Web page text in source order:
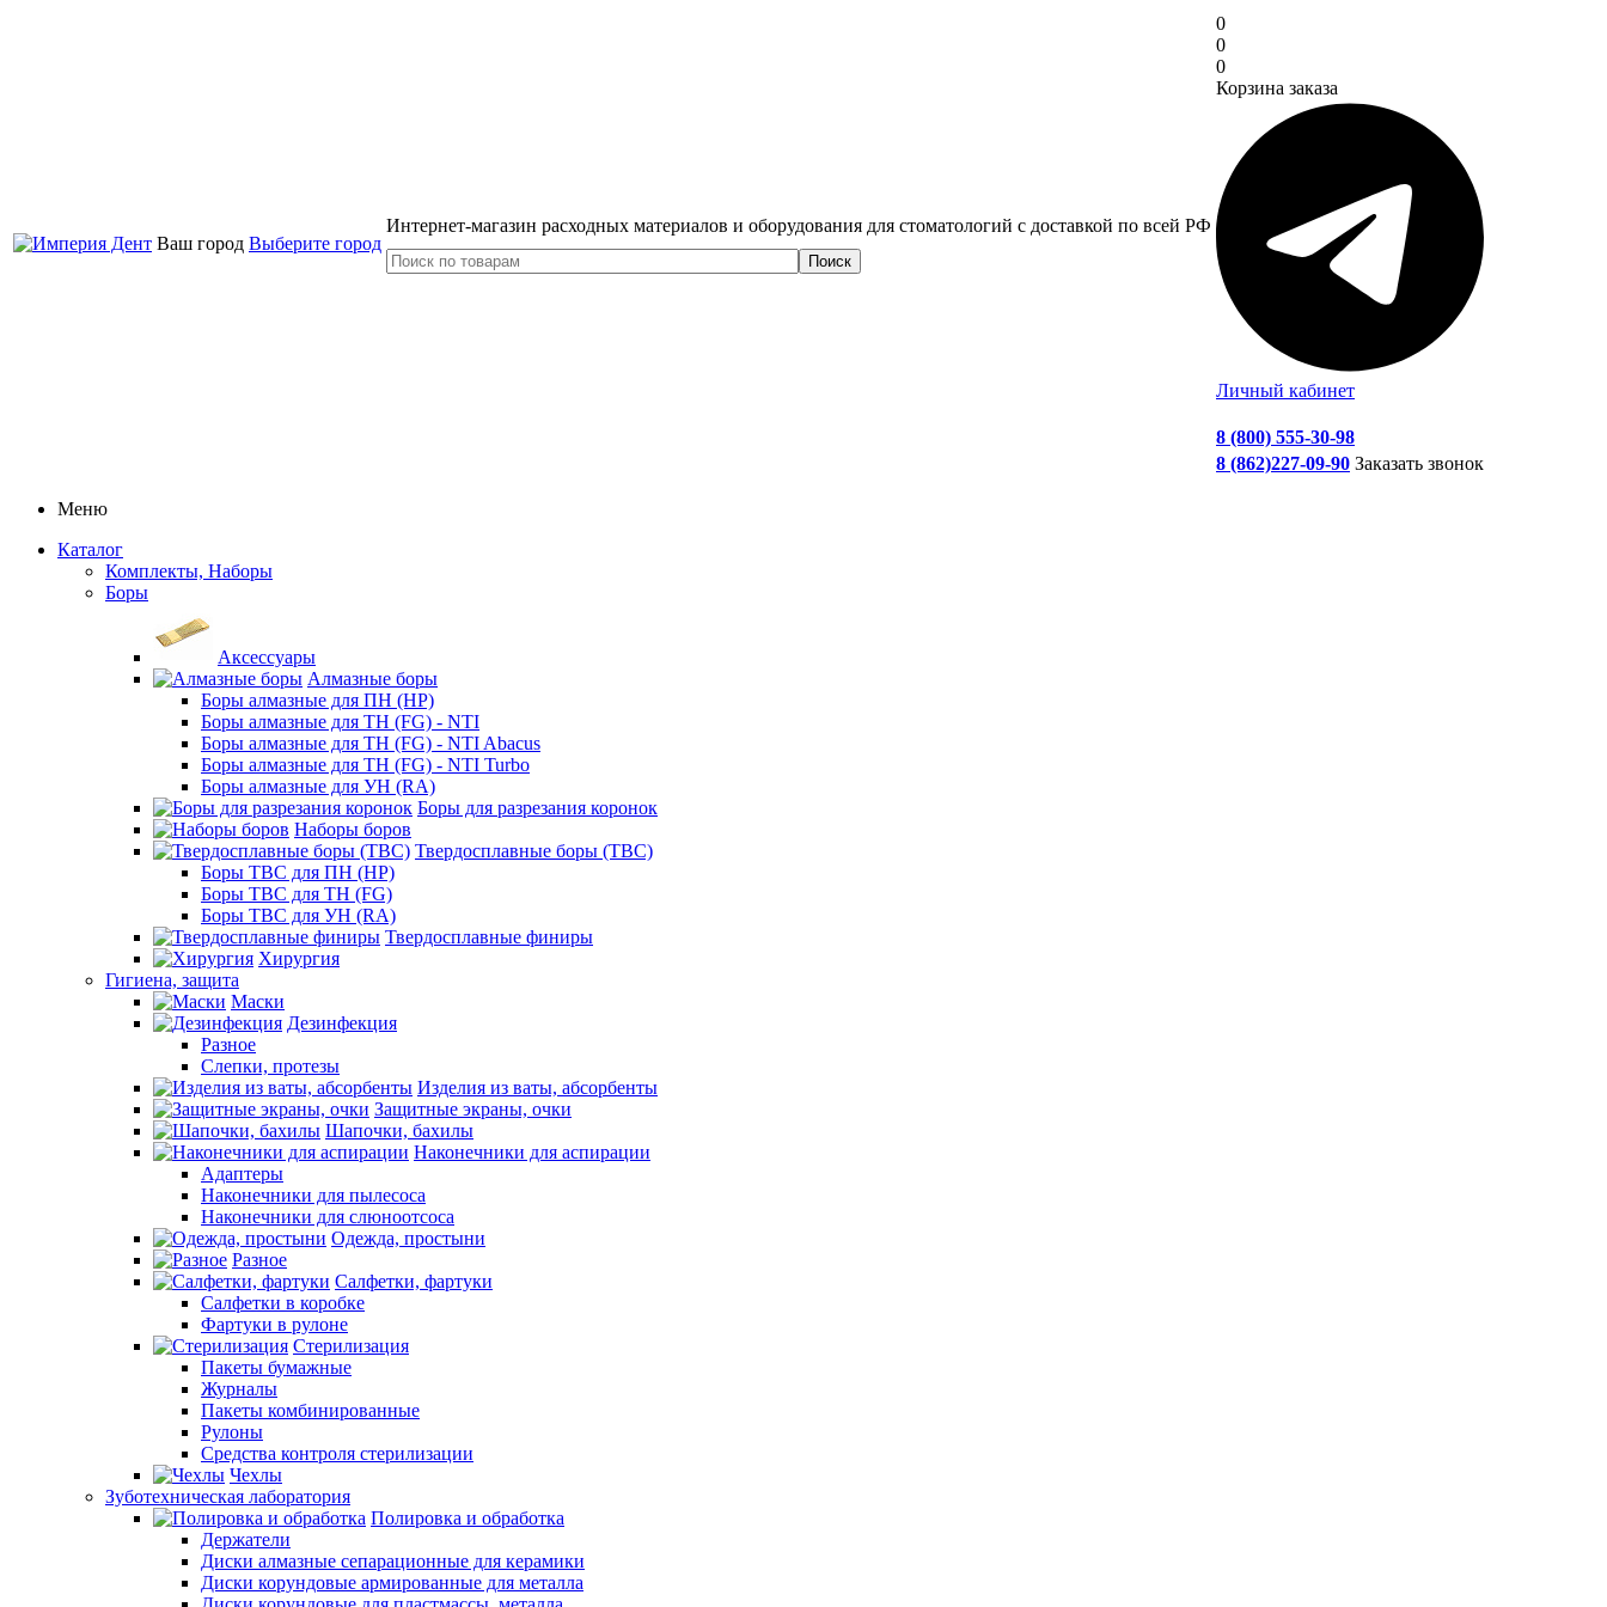
Ваш город Выберите город
Интернет-магазин расходных материалов и оборудования для стоматологий с доставкой по всей РФ
0
0
0
Корзина заказа
Личный кабинет
8 (800) 555-30-98
8 (862)227-09-90 Заказать звонок
Меню
Каталог
Комплекты, Наборы
Боры
Аксессуары
Алмазные боры
Боры алмазные для ПН (HP)
Боры алмазные для ТН (FG) - NTI
Боры алмазные для ТН (FG) - NTI Abacus
Боры алмазные для ТН (FG) - NTI Turbo
Боры алмазные для УН (RA)
Боры для разрезания коронок
Наборы боров
Твердосплавные боры (ТВС)
Боры ТВС для ПН (HP)
Боры ТВС для ТН (FG)
Боры ТВС для УН (RA)
Твердосплавные финиры
Хирургия
Гигиена, защита
Маски
Дезинфекция
Разное
Слепки, протезы
Изделия из ваты, абсорбенты
Защитные экраны, очки
Шапочки, бахилы
Наконечники для аспирации
Адаптеры
Наконечники для пылесоса
Наконечники для слюноотсоса
Одежда, простыни
Разное
Салфетки, фартуки
Салфетки в коробке
Фартуки в рулоне
Стерилизация
Пакеты бумажные
Журналы
Пакеты комбинированные
Рулоны
Средства контроля стерилизации
Чехлы
Зуботехническая лаборатория
Полировка и обработка
Держатели
Диски алмазные сепарационные для керамики
Диски корундовые армированные для металла